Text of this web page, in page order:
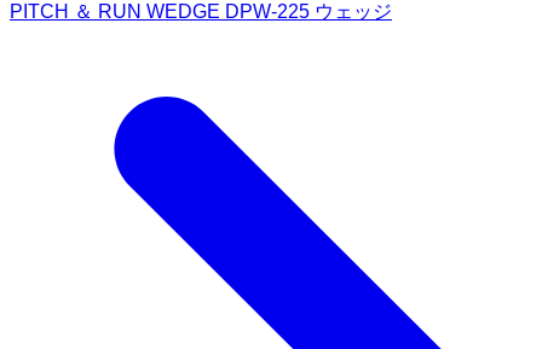
PITCH ＆ RUN WEDGE DPW-225 ウェッジ